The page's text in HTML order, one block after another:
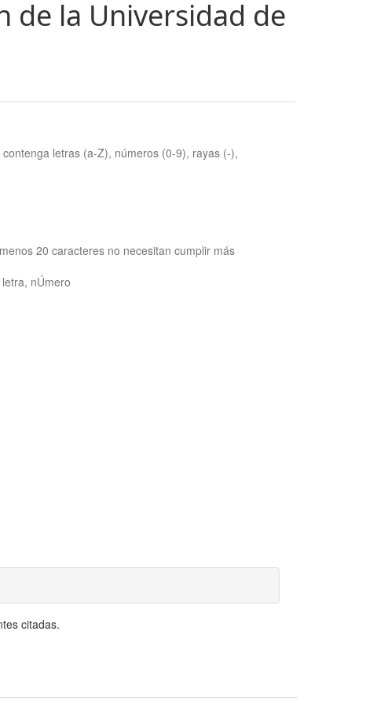
de la Universidad de
letras (a-Z), números (0-9), rayas (-),
20 caracteres no necesitan cumplir más
nÚmero
citadas.